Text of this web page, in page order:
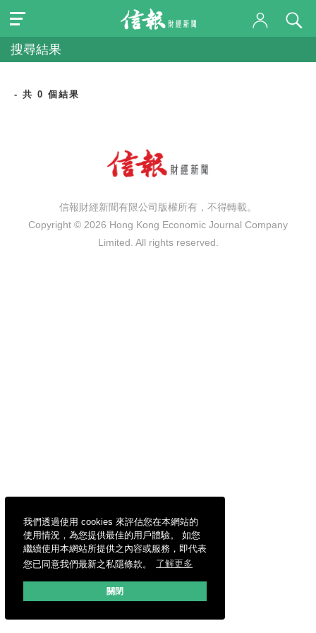
我們透過使用 cookies 來評估您在本網站的
使用情況，為您提供最佳的用戶體驗。 如您
繼續使用本網站所提供之內容或服務，即代表
您已同意我們最新之私隱條款。
了解更多
關閉
搜尋結果
- 共 0 個結果
信報財經新聞有限公司版權所有，不得轉載。
Copyright © 2026 Hong Kong Economic Journal Company
Limited. All rights reserved.